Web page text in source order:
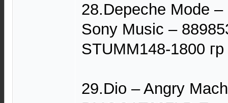
28.Depeche Mode
Sony Music –
STUMM148-1800 гр
29.Dio – Angry